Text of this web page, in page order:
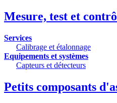
Mesure, test et
Services
Calibrage et étalonnage
Equipements et systèmes
Capteurs et détecteurs
Petits composants